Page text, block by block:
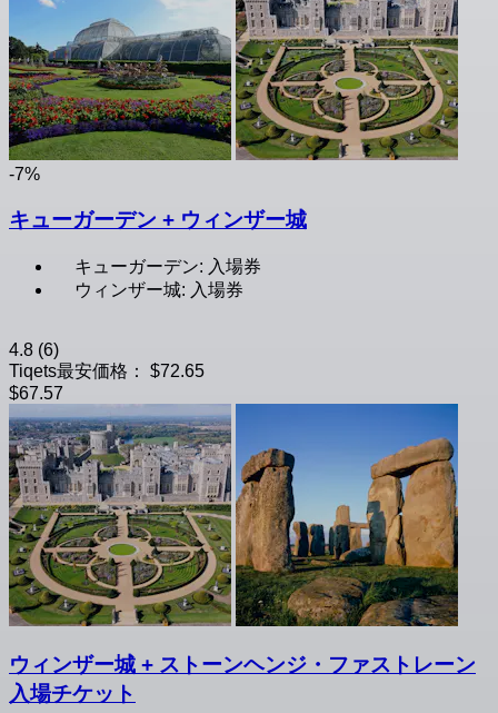
-7%
キューガーデン + ウィンザー城
キューガーデン: 入場券
ウィンザー城: 入場券
4.8 (6)
Tiqets最安価格：
$72.65
$67.57
ウィンザー城 + ストーンヘンジ・ファストレーン
入場チケット